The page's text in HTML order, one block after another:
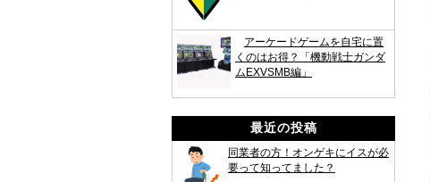
アーケードゲームを自宅に置
くのはお得？「機動戦士ガンダ
ムEXVSMB編」
最近の投稿
同業者の方！オンゲキにイスが必
要って知ってました？